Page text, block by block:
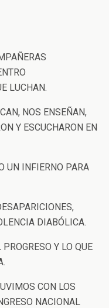
LUCHAN.
NOS ENSEÑAN,
Y ESCUCHARON EN
UN INFIERNO PARA
DIABÓLICA.
Y LO QUE
CON LOS
NACIONAL